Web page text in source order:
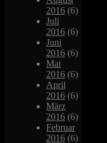
2016 (6)
Juli
2016 (6)
Juni
2016 (6)
Mai
2016 (6)
April
2016 (6)
März
2016 (6)
Februar
2016 (6)